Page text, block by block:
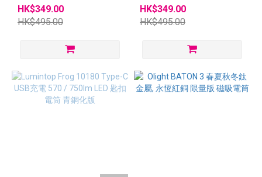
CRI≥90 高顯色 USB-C充電
EDC隨身手電筒
HK$349.00
HK$495.00
USB-C充電 EDC隨身手電筒
HK$349.00
HK$495.00